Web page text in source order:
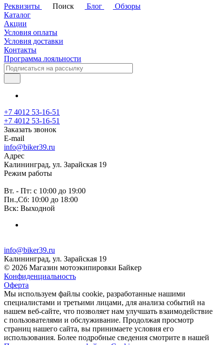
Реквизиты
Поиск Блог
Обзоры
Каталог
Акции
Условия оплаты
Условия доставки
Контакты
Программа лояльности
+7 4012 53-16-51
+7 4012 53-16-51
Заказать звонок
E-mail
info@biker39.ru
Адрес
Калининград, ул. Зарайская 19
Режим работы
Вт. - Пт: с 10:00 до 19:00
Пн.,Сб: 10:00 до 18:00
Вск: Выходной
info@biker39.ru
Калининград, ул. Зарайская 19
© 2026 Магазин мотоэкипировки Байкер
Конфиденциальность
Оферта
Мы используем файлы cookie, разработанные нашими
специалистами и третьими лицами, для анализа событий на
нашем веб-сайте, что позволяет нам улучшать взаимодействие
с пользователями и обслуживание. Продолжая просмотр
страниц нашего сайта, вы принимаете условия его
использования. Более подробные сведения смотрите в нашей